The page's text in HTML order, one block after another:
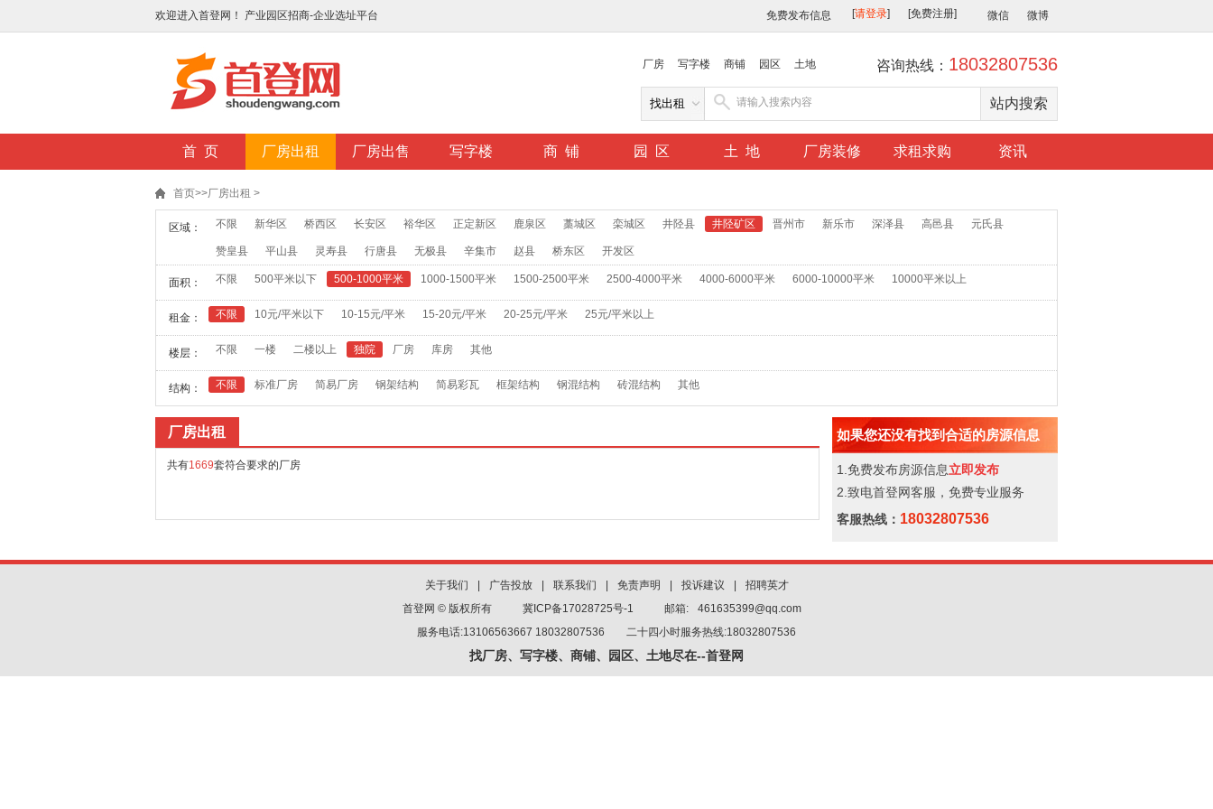
欢迎进入首登网！ 产业园区招商-企业选址平台 免费发布信息 微信 微博
厂房 写字楼 商铺 园区 土地 咨询热线： 18032807536
首 页 厂房出租 厂房出售 写字楼 商 铺 园 区 土 地 厂房装修 求租求购 资讯
首页>>厂房出租 >
区域： 不限 新华区 桥西区 长安区 裕华区 正定新区 鹿泉区 藁城区 栾城区 井陉县 井陉矿区 晋州市 新乐市 深泽县 高邑县 元氏县
赞皇县 平山县 灵寿县 行唐县 无极县 辛集市 赵县 桥东区 开发区
面积： 不限 500平米以下 500-1000平米 1000-1500平米 1500-2500平米 2500-4000平米 4000-6000平米 6000-10000平米 10000平米以上
租金： 不限 10元/平米以下 10-15元/平米 15-20元/平米 20-25元/平米 25元/平米以上
楼层： 不限 一楼 二楼以上 独院 厂房 库房 其他
结构： 不限 标准厂房 简易厂房 钢架结构 简易彩瓦 框架结构 钢混结构 砖混结构 其他
厂房出租
共有1669套符合要求的厂房
如果您还没有找到合适的房源信息
1.免费发布房源信息立即发布
2.致电首登网客服，免费专业服务
客服热线： 18032807536
关于我们 广告投放 联系我们 免责声明 投诉建议
招聘英才
首登网 © 版权所有
冀ICP备17028725号-1 邮箱:
461635399@qq.com
服务电话:13106563667 18032807536 二十四小时服务热线:18032807536
找厂房、写字楼、商铺、园区、土地尽在--首登网